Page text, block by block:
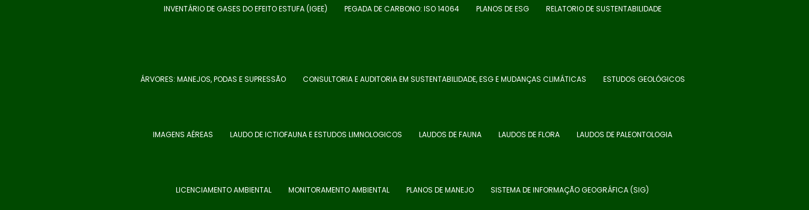
INVENTÁRIO DE GASES DO EFEITO ESTUFA (IGEE) PEGADA DE CARBONO: ISO 14064 PLANOS DE ESG RELATORIO DE SUSTENTABILIDADE
ÁRVORES: MANEJOS, PODAS E SUPRESSÃO CONSULTORIA E AUDITORIA EM SUSTENTABILIDADE, ESG E MUDANÇAS CLIMÁTICAS ESTUDOS GEOLÓGICOS
IMAGENS AÉREAS LAUDO DE ICTIOFAUNA E ESTUDOS LIMNOLOGICOS LAUDOS DE FAUNA LAUDOS DE FLORA LAUDOS DE PALEONTOLOGIA
LICENCIAMENTO AMBIENTAL MONITORAMENTO AMBIENTAL PLANOS DE MANEJO SISTEMA DE INFORMAÇÃO GEOGRÁFICA (SIG)